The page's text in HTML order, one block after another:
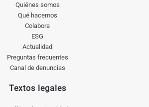
Quiénes somos
Qué hacemos
Colabora
ESG
Actualidad
Preguntas frecuentes
Canal de denuncias
Textos legales